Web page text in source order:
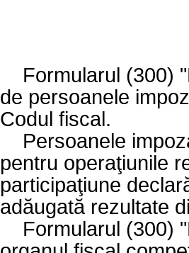
Formularul (300)
de persoanele
Codul fiscal.
Persoanele
pentru operaţiunile
participaţiune
adăugată rezultate
Formularul (300)